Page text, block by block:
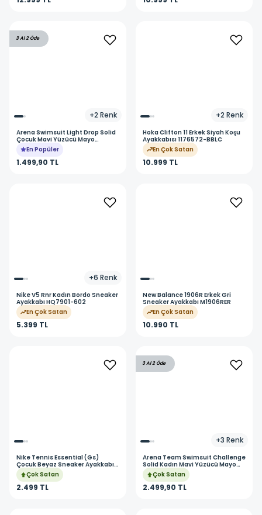
3 Al 2 Öde
+2 Renk
ArenaSwimsuit Light Drop Solid
Çocuk Mavi Yüzücü Mayo
005919899
En Popüler
1.499,90 TL
+2 Renk
HokaClifton 11 Erkek Siyah Koşu
Ayakkabısı 1176572-BBLC
En Çok Satan
10.999 TL
+6 Renk
NikeV5 Rnr Kadın Bordo Sneaker
Ayakkabı HQ7901-602
En Çok Satan
5.399 TL
New Balance1906R Erkek Gri
Sneaker Ayakkabı M1906RER
En Çok Satan
10.990 TL
Nike Tennis Essential (Gs)
Çocuk Beyaz Sneaker Ayakkabı
IQ3213-102
Çok Satan
2.499 TL
3 Al 2 Öde
+3 Renk
Arena Team Swimsuit Challenge
Solid Kadın Mavi Yüzücü Mayo
004766802
Çok Satan
2.499,90 TL